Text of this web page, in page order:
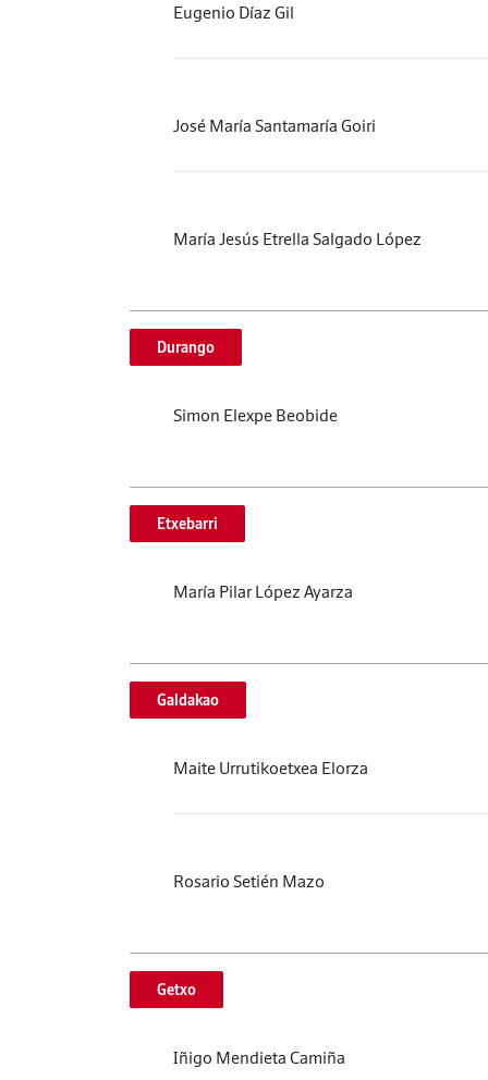
Eugenio Díaz Gil
José María Santamaría Goiri
María Jesús Etrella Salgado López
Durango
Simon Elexpe Beobide
Etxebarri
María Pilar López Ayarza
Galdakao
Maite Urrutikoetxea Elorza
Rosario Setién Mazo
Getxo
Iñigo Mendieta Camiña